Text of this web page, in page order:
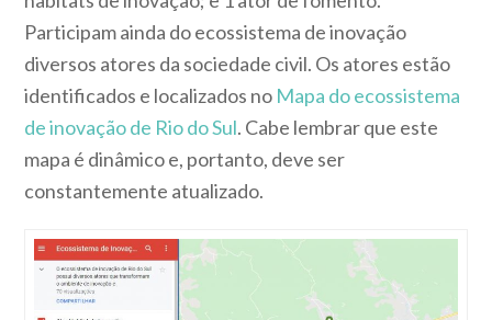
Participam ainda do ecossistema de inovação
diversos atores da sociedade civil. Os atores estão
identificados e localizados no Mapa do ecossistema
de inovação de Rio do Sul. Cabe lembrar que este
mapa é dinâmico e, portanto, deve ser
constantemente atualizado.